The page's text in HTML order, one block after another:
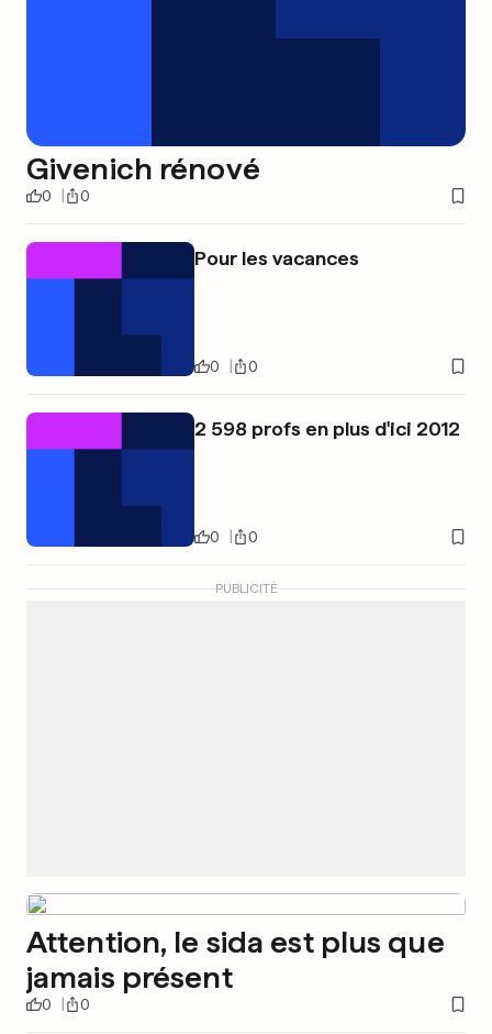
Givenich rénové
0 0
Pour les vacances
0 0
2 598 profs en plus d'ici 2012
0 0
PUBLICITÉ
Attention, le sida est plus que
jamais présent
0 0